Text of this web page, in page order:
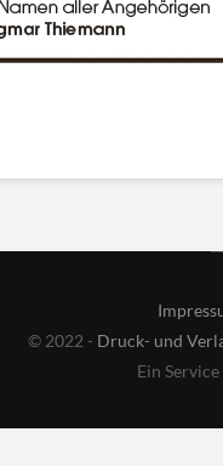
© 2022 - Druck- und
Ein